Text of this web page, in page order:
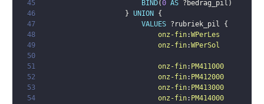
45
BIND(0 AS ?bedrag_pil )
46
} UNION
{
47
VALUES ?rubriek_pil
{
48
onz-fin:WPerLes
49
onz-fin:WPerSol
50
51
onz-fin: PM411000
52
onz-fin: PM412000
53
onz-fin: PM413000
54
onz-fin: PM414000